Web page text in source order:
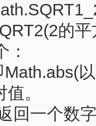
的
。
回一个数